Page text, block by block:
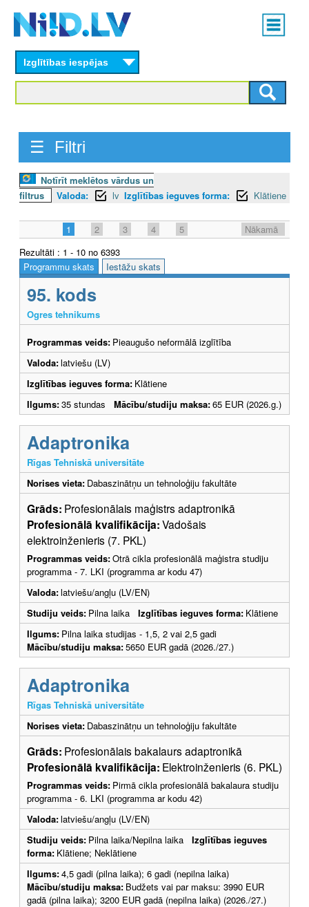
content
Main
menu
Izglītības iespējas
☰ Filtri
Notīrīt meklētos vārdus un
filtrus
Valoda: lv Izglītības ieguves forma: Klātiene
1 2 3 4 5
Nākamā
Rezultāti : 1 - 10 no 6393
Programmu skats
Iestāžu skats
95. kods
Ogres tehnikums
Programmas veids: Pieaugušo neformālā izglītība
Valoda:latviešu (LV)
Izglītības ieguves forma: Klātiene
Ilgums:35 stundas Mācību/studiju maksa:65 EUR (2026.g.)
Adaptronika
Rīgas Tehniskā universitāte
Norises vieta: Dabaszinātņu un tehnoloģiju fakultāte
Grāds: Profesionālais maģistrs adaptronikā
Profesionālā kvalifikācija:Vadošais
elektroinženieris (7. PKL)
Programmas veids:Otrā cikla profesionālā maģistra studiju
programma - 7. LKI (programma ar kodu 47)
Valoda:latviešu/angļu (LV/EN)
Studiju veids: Pilna laika Izglītības ieguves forma: Klātiene
Ilgums: Pilna laika studijas - 1,5, 2 vai 2,5 gadi
Mācību/studiju maksa:5650 EUR gadā (2026./27.)
Adaptronika
Rīgas Tehniskā universitāte
Norises vieta: Dabaszinātņu un tehnoloģiju fakultāte
Grāds: Profesionālais bakalaurs adaptronikā
Profesionālā kvalifikācija: Elektroinženieris (6. PKL)
Programmas veids: Pirmā cikla profesionālā bakalaura studiju
programma - 6. LKI (programma ar kodu 42)
Valoda:latviešu/angļu (LV/EN)
Studiju veids: Pilna laika/Nepilna laika Izglītības ieguves
forma: Klātiene; Neklātiene
Ilgums:4,5 gadi (pilna laika); 6 gadi (nepilna laika)
Mācību/studiju maksa: Budžets vai par maksu: 3990 EUR
gadā (pilna laika); 3200 EUR gadā (nepilna laika) (2026./27.)